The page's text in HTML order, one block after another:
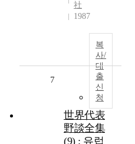
社
1987
복
사/
대
출
신
청
7
世界代表
野談全集
(9) : 유럽